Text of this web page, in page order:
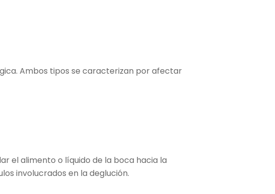
Ambos tipos se caracterizan por afectar
el alimento o líquido de la boca hacia la
involucrados en la deglución.